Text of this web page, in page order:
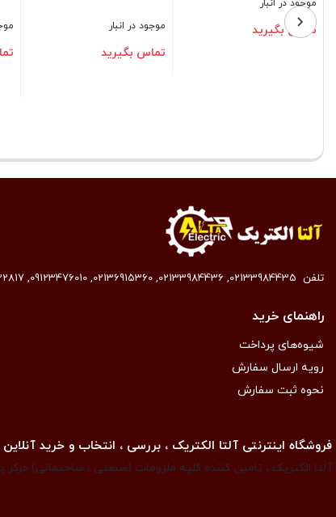
موجود در انبار
تماس بگیرید موجود در انبار
تماس بگیرید
تلفن 02133984435
,
02133984436
,
02136915360
,
09123476010
,
راهنمای خرید
شیوه‌های پرداخت
رویه ارسال سفارش
نحوه ثبت سفارش
فروشگاه اینترنتی آلتا الکتریک ، بررسی ، انتخاب و خرید آنلاین
آلتا الکتریک ، تامین کننده کلیه ملزومات (صنعتی ، ساختمانی)